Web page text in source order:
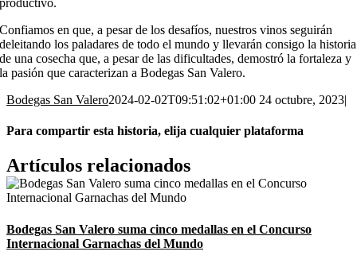
Confiamos en que, a pesar de los desafíos, nuestros vinos seguirán
deleitando los paladares de todo el mundo y llevarán consigo la historia
de una cosecha que, a pesar de las dificultades, demostró la fortaleza y
la pasión que caracterizan a Bodegas San Valero.
Bodegas San Valero2024-02-02T09:51:02+01:00 24 octubre, 2023|
Para compartir esta historia, elija cualquier plataforma
Facebook
X
Reddit
LinkedIn
WhatsApp
Telegram
Tumblr
Pinterest
Vk
Xing
Correo
electrónico
Artículos relacionados
Bodegas San Valero suma cinco medallas en el Concurso
Internacional Garnachas del Mundo